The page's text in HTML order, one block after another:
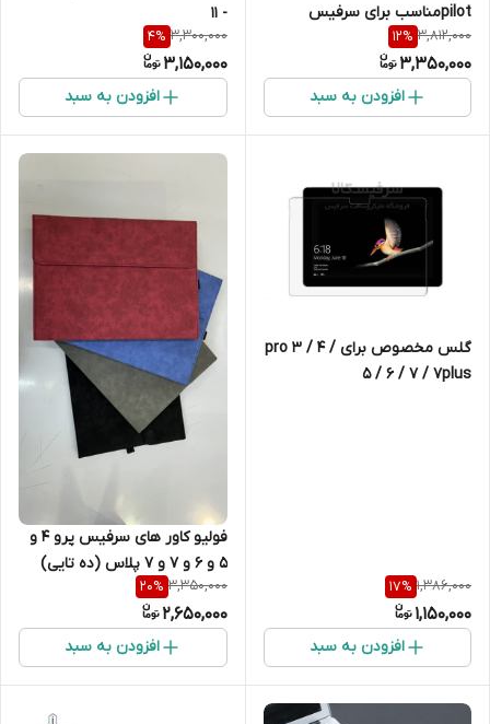
pilotمناسب برای سرفیس
3,812,000
12%
3,350,000
افزودن به سبد
- 11
3,300,000
4%
3,150,000
افزودن به سبد
گلس مخصوص برای pro 3 / 4 /
5 / 6 / 7 / 7plus
1,386,000
17%
1,150,000
افزودن به سبد
فولیو کاور های سرفیس پرو 4 و
5 و 6 و 7 و 7 پلاس (ده تایی)
3,350,000
20%
2,650,000
افزودن به سبد